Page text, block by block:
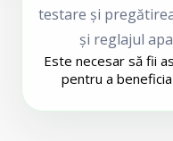
testare și
și reglajul
Este necesar să fii
pentru a